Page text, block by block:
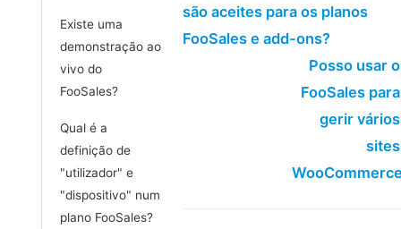
Existe uma
demonstração ao
vivo do
FooSales?
Qual é a
definição de
"utilizador" e
"dispositivo" num
plano FooSales?
são aceites para os planos
FooSales e add-ons?
Posso usar o
FooSales para
gerir vários
sites